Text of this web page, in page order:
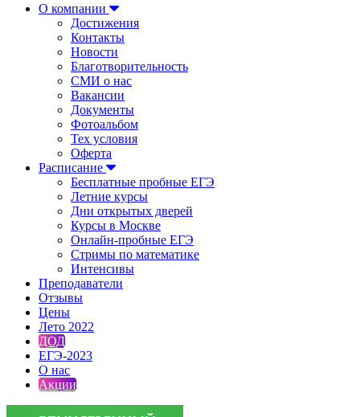
О компании
Достижения
Контакты
Новости
Благотворительность
СМИ о нас
Вакансии
Документы
Фотоальбом
Тех условия
Оферта
Расписание
Бесплатные пробные ЕГЭ
Летние курсы
Дни открытых дверей
Курсы в Москве
Онлайн-пробные ЕГЭ
Стримы по математике
Интенсивы
Преподаватели
Отзывы
Цены
Лето 2022
ДОД
ЕГЭ-2023
О нас
Акции